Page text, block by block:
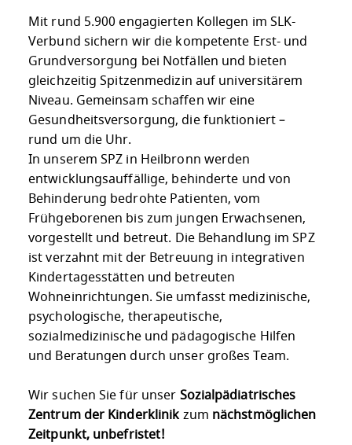
Mit rund 5.900 engagierten Kollegen im SLK-
Verbund sichern wir die kompetente Erst- und
Grundversorgung bei Notfällen und bieten
gleichzeitig Spitzenmedizin auf universitärem
Niveau. Gemeinsam schaffen wir eine
Gesundheitsversorgung, die funktioniert –
rund um die Uhr.
In unserem SPZ in Heilbronn werden
entwicklungsauffällige, behinderte und von
Behinderung bedrohte Patienten, vom
Frühgeborenen bis zum jungen Erwachsenen,
vorgestellt und betreut. Die Behandlung im SPZ
ist verzahnt mit der Betreuung in integrativen
Kindertagesstätten und betreuten
Wohneinrichtungen. Sie umfasst medizinische,
psychologische, therapeutische,
sozialmedizinische und pädagogische Hilfen
und Beratungen durch unser großes Team.
Wir suchen Sie für unser Sozialpädiatrisches
Zentrum der Kinderklinikzum nächstmöglichen
Zeitpunkt, unbefristet!